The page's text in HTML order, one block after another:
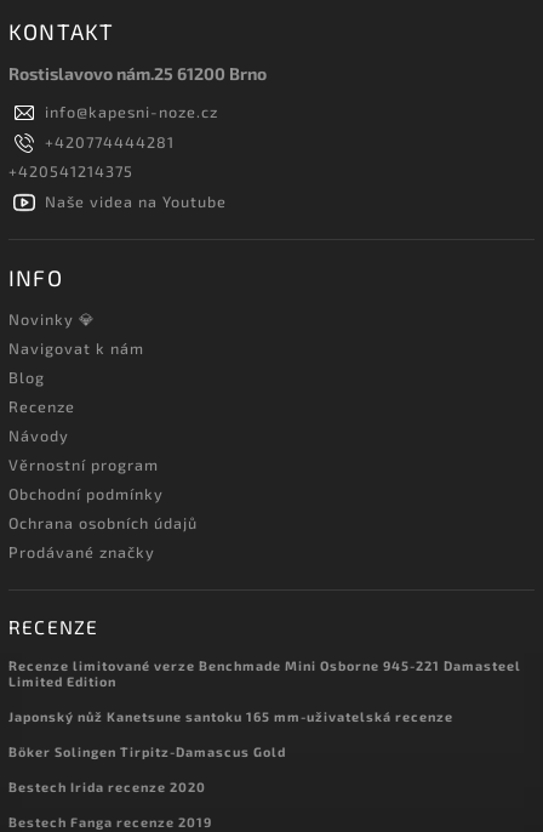
KONTAKT
Rostislavovo nám.25 61200 Brno
info@kapesni-noze.cz
+420774444281
+420541214375
Naše videa na Youtube
INFO
Novinky 💎
Navigovat k nám
Blog
Recenze
Návody
Věrnostní program
Obchodní podmínky
Ochrana osobních údajů
Prodávané značky
RECENZE
Recenze limitované verze Benchmade Mini Osborne 945-221 Damasteel
Limited Edition
Japonský nůž Kanetsune santoku 165 mm-uživatelská recenze
Böker Solingen Tirpitz-Damascus Gold
Bestech Irida recenze 2020
Bestech Fanga recenze 2019